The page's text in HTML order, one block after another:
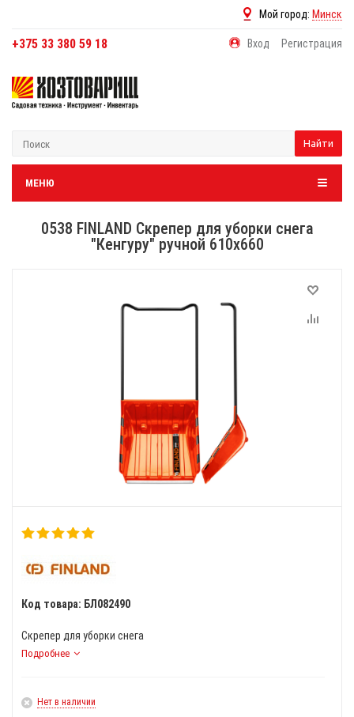
Мой город: Минск
+375 33 380 59 18 Вход Регистрация
Найти
МЕНЮ
0538 FINLAND Скрепер для уборки снега
"Кенгуру" ручной 610x660
Код товара: БЛ082490
Скрепер для уборки снега
Подробнее
Нет в наличии